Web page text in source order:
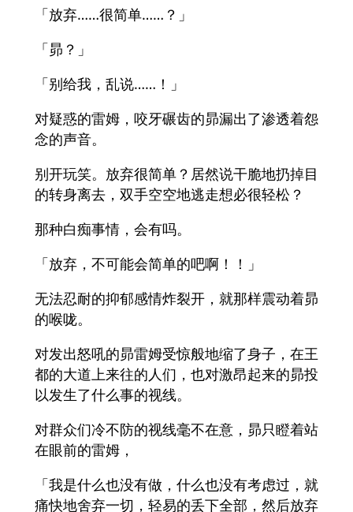
「放弃……很简单……？」
「昴？」
「别给我，乱说……！」
对疑惑的雷姆，咬牙碾齿的昴漏出了渗透着怨
念的声音。
别开玩笑。放弃很简单？居然说干脆地扔掉目
的转身离去，双手空空地逃走想必很轻松？
那种白痴事情，会有吗。
「放弃，不可能会简单的吧啊！！」
无法忍耐的抑郁感情炸裂开，就那样震动着昴
的喉咙。
对发出怒吼的昴雷姆受惊般地缩了身子，在王
都的大道上来往的人们，也对激昂起来的昴投
以发生了什么事的视线。
对群众们冷不防的视线毫不在意，昴只瞪着站
在眼前的雷姆，
「我是什么也没有做，什么也没有考虑过，就
痛快地舍弃一切，轻易的丢下全部，然后放弃